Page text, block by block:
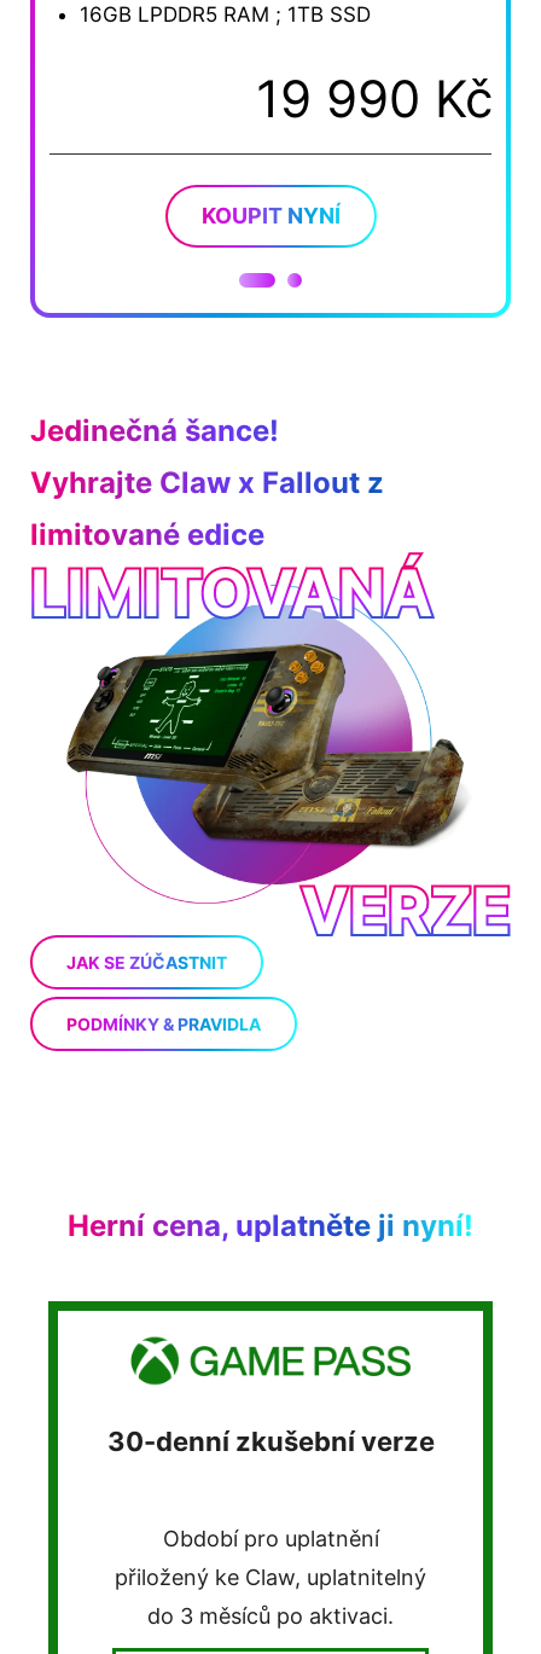
16GB LPDDR5 RAM ; 1TB SSD
19 990 Kč
KOUPIT NYNÍ
Jedinečná šance!
Vyhrajte Claw x Fallout z
limitované edice
LIMITOVANÁ
VERZE
JAK SE ZÚČASTNIT
PODMÍNKY & PRAVIDLA
Herní cena, uplatněte ji nyní!
verze
Claw, uplatnitelný
po aktivaci.
Získejte
exkluzivní
BEAST